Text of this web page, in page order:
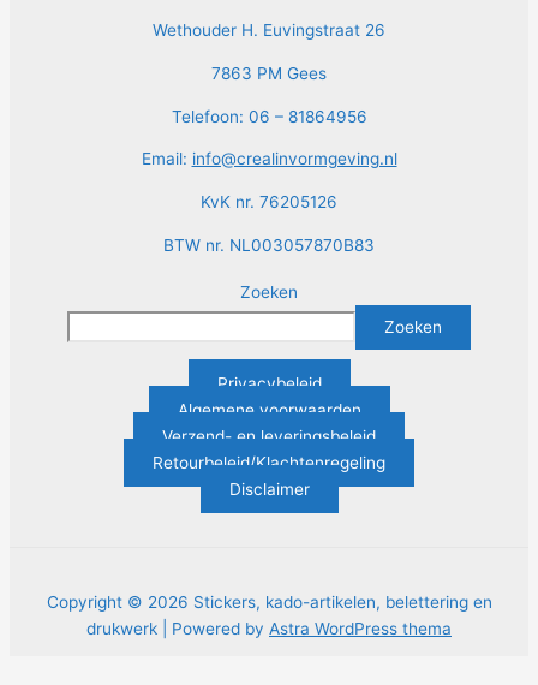
Wethouder H. Euvingstraat 26
7863 PM Gees
Telefoon: 06 – 81864956
Email: info@crealinvormgeving.nl
KvK nr. 76205126
BTW nr. NL003057870B83
Zoeken
Zoeken
Privacybeleid
Algemene voorwaarden
Verzend- en leveringsbeleid
Retourbeleid/Klachtenregeling
Disclaimer
Copyright © 2026 Stickers, kado-artikelen, belettering en
drukwerk | Powered by Astra WordPress thema